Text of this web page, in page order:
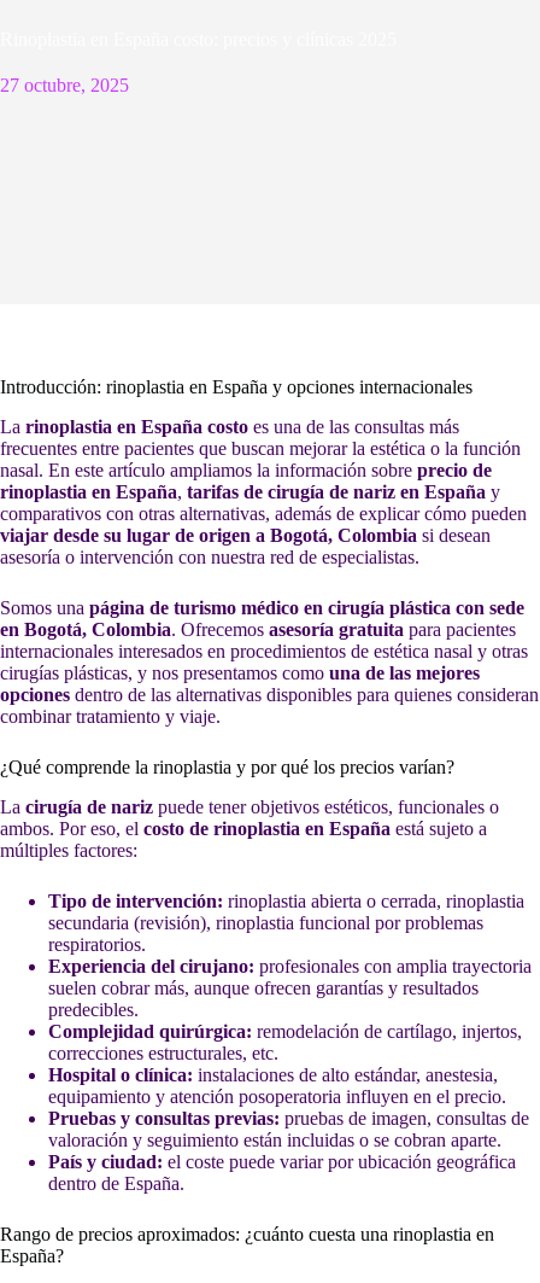
27 octubre, 2025
Introducción: rinoplastia en España y opciones internacionales
La rinoplastia en España costo es una de las consultas más
frecuentes entre pacientes que buscan mejorar la estética o la función
nasal. En este artículo ampliamos la información sobre precio de
rinoplastia en España, tarifas de cirugía de nariz en España y
comparativos con otras alternativas, además de explicar cómo pueden
viajar desde su lugar de origen a Bogotá, Colombia si desean
asesoría o intervención con nuestra red de especialistas.
Somos una página de turismo médico en cirugía plástica con sede
en Bogotá, Colombia. Ofrecemos asesoría gratuita para pacientes
internacionales interesados en procedimientos de estética nasal y otras
cirugías plásticas, y nos presentamos como una de las mejores
opciones dentro de las alternativas disponibles para quienes consideran
combinar tratamiento y viaje.
¿Qué comprende la rinoplastia y por qué los precios varían?
La cirugía de nariz puede tener objetivos estéticos, funcionales o
ambos. Por eso, el costo de rinoplastia en España está sujeto a
múltiples factores:
Tipo de intervención: rinoplastia abierta o cerrada, rinoplastia
secundaria (revisión), rinoplastia funcional por problemas
respiratorios.
Experiencia del cirujano: profesionales con amplia trayectoria
suelen cobrar más, aunque ofrecen garantías y resultados
predecibles.
Complejidad quirúrgica: remodelación de cartílago, injertos,
correcciones estructurales, etc.
Hospital o clínica: instalaciones de alto estándar, anestesia,
equipamiento y atención posoperatoria influyen en el precio.
Pruebas y consultas previas: pruebas de imagen, consultas de
valoración y seguimiento están incluidas o se cobran aparte.
País y ciudad: el coste puede variar por ubicación geográfica
dentro de España.
Rango de precios aproximados: ¿cuánto cuesta una rinoplastia en
España?